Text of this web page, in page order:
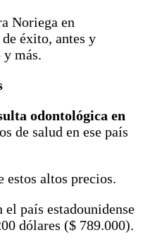
Noriega en
éxito, antes y
y más.
odontológica en
de salud en ese país
estos altos precios.
país estadounidense
dólares ($ 789.000).